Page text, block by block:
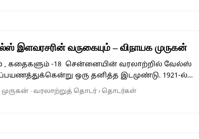
இளவரசரின் வருகையும் – விநாயக முருகன்
கதைகளும் -18 சென்னையின் வரலாற்றில் வேல்ஸ்
ஒரு தனித்த இடமுண்டு. 1921-ல்…
·வரலாற்றுத் தொடர்›தொடர்கள்